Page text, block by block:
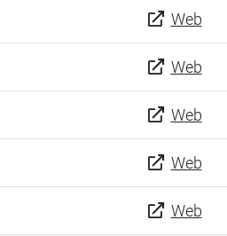
Web
Web
Web
Web
Web